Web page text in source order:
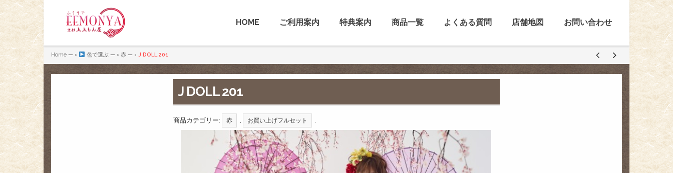
HOME ご利用案内 特典案内 商品一覧 よくある質問 店舗地図 お問い合わせ
Home — › 色で選ぶ— › 赤— › J DOLL 201
J DOLL 201
商品カテゴリー: 赤 , お買い上げフルセット .